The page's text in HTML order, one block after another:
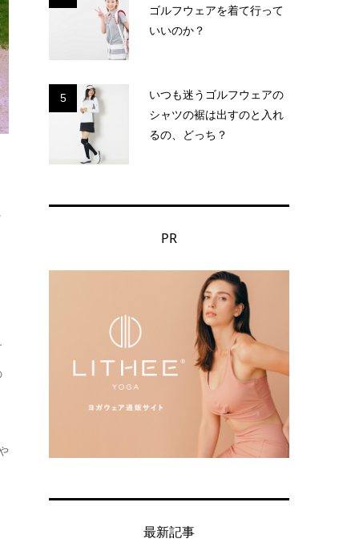
ゴルフウェアを着て行って
いいのか？
5
いつも迷うゴルフウェアの
シャツの裾は出すのと入れ
るの、どっち？
PR
最新記事